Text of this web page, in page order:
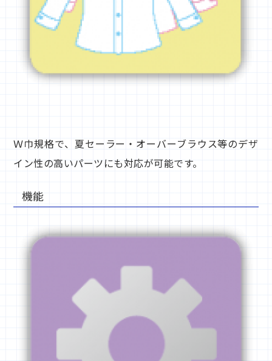
Ｗ巾規格で、夏セーラー・オーバーブラウス等のデザ
イン性の高いパーツにも対応が可能です。
機能